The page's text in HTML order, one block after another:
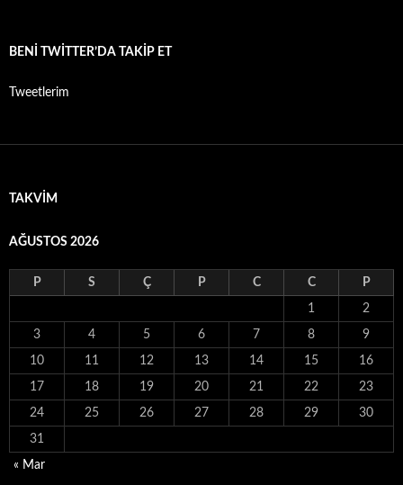
BENI TWITTER’DA TAKIP ET
Tweetlerim
TAKVIM
AĞUSTOS 2026
P S Ç P C C P
1 2
3 4 5 6 7 8 9
10 11 12 13 14 15 16
17 18 19 20 21 22 23
24 25 26 27 28 29 30
31
« Mar